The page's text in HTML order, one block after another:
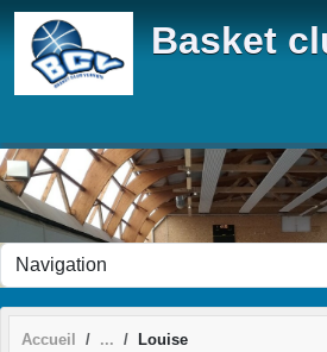
Basket
Accueil Louise
Panneau de gestion des cookies